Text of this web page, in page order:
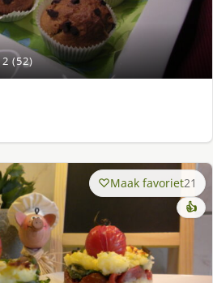
(52)
Maak favoriet21
👍